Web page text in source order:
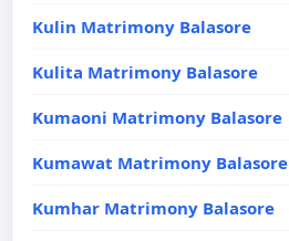
Kulin Matrimony Balasore
Kulita Matrimony Balasore
Kumaoni Matrimony Balasore
Kumawat Matrimony Balasore
Kumhar Matrimony Balasore